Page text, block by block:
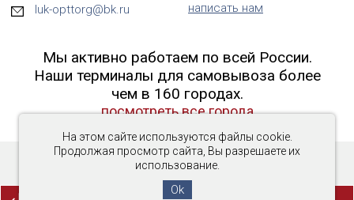
На этом сайте используются файлы cookie.
Продолжая просмотр сайта, Вы разрешаете их
использование.
Ok
luk-opttorg@bk.ru написать нам
Мы активно работаем по всей России.
Наши терминалы для самовывоза более
чем в 160 городах.
посмотреть все города
Copyright © 2016-2026 «Люк-ОптТорг»